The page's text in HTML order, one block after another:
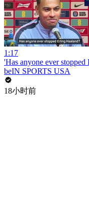
1:17
'Has anyone ever
beIN SPORTS USA
18小时前